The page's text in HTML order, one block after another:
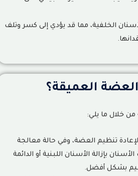
الخلفية، مما قد يؤدي إلى كسر وتلف
العميقة؟
خلال ما يلي:
تنظيم العضة، وفي حالة معالجة
بإزالة الأسنان اللبنية أو الدائمة
بشكل أفضل.